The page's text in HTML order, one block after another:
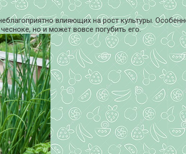
влияющих на рост культуры.
но и может вовсе погубить его.